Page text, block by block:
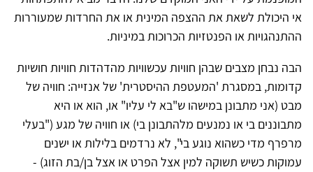
אי היכולת לשאת את ההצפה המינית או את החרדות שמעוררות
ההתנהגויות או הפנטזיות הכרוכות במיניות.
הבה נבחן מצבים שבהן חוויות עכשוויות מהדהדות חוויות חושיות
קדומות, במסגרת 'המעטפת ההיסטרית' של אנזייה: חוויה של
מבט (אני מתבונן במישהו ש"בא לי עליו" או, הוא או היא
מתבוננים בי או נמנעים מלהתבונן בי) או חוויה של מגע ("בעלי
מרפרף מדי כשהוא נוגע בי", לא נרדמים בלילות או ישנים
עמוקות כשיש תשוקה למין אצל הפרט או אצל בן/בת הזוג) -